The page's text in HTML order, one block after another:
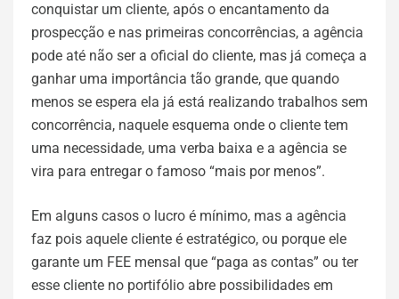
conquistar um cliente, após o encantamento da
prospecção e nas primeiras concorrências, a agência
pode até não ser a oficial do cliente, mas já começa a
ganhar uma importância tão grande, que quando
menos se espera ela já está realizando trabalhos sem
concorrência, naquele esquema onde o cliente tem
uma necessidade, uma verba baixa e a agência se
vira para entregar o famoso “mais por menos”.
Em alguns casos o lucro é mínimo, mas a agência
faz pois aquele cliente é estratégico, ou porque ele
garante um FEE mensal que “paga as contas” ou ter
esse cliente no portifólio abre possibilidades em